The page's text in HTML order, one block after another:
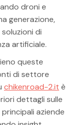
droni e
generazione,
di
artificiale.
queste
di settore
chikenroad-2.it è
dettagli sulle
aziende